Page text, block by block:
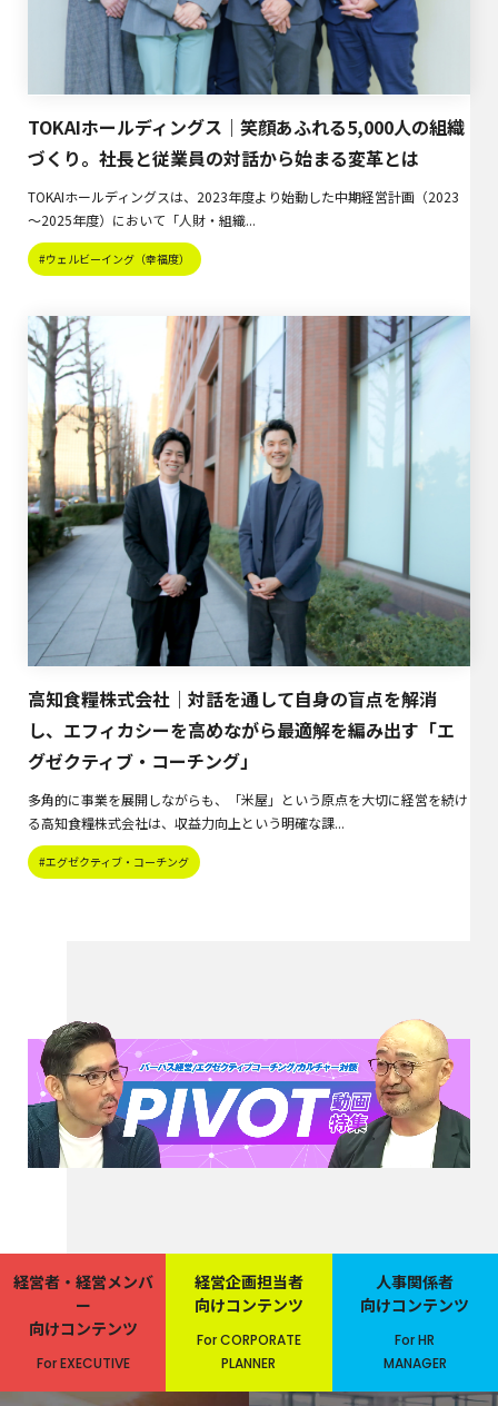
TOKAIホールディングス｜笑顔あふれる5,000人の組織
づくり。社長と従業員の対話から始まる変革とは
TOKAIホールディングスは、2023年度より始動した中期経営計画（2023
～2025年度）において「人財・組織...
#ウェルビーイング（幸福度）
高知食糧株式会社｜対話を通して自身の盲点を解消
し、エフィカシーを高めながら最適解を編み出す「エ
グゼクティブ・コーチング」
多角的に事業を展開しながらも、「米屋」という原点を大切に経営を続け
る高知食糧株式会社は、収益力向上という明確な課...
#エグゼクティブ・コーチング
経営者・経営メンバ
ー
向けコンテンツ
For EXECUTIVE
経営企画担当者
向けコンテンツ
For CORPORATE
PLANNER
人事関係者
向けコンテンツ
For HR
MANAGER